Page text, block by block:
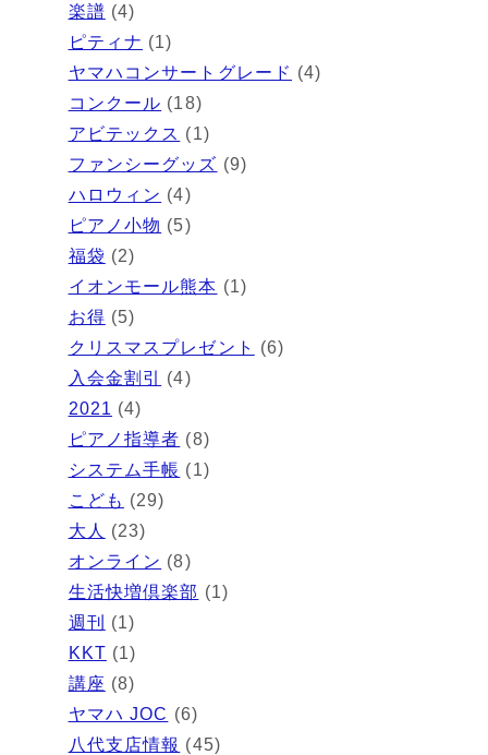
楽譜 (4)
ピティナ (1)
ヤマハコンサートグレード (4)
コンクール (18)
アビテックス (1)
ファンシーグッズ (9)
ハロウィン (4)
ピアノ小物 (5)
福袋 (2)
イオンモール熊本 (1)
お得 (5)
クリスマスプレゼント
(6)
入会金割引
(4)
2021 (4)
ピアノ指導者 (8)
システム手帳 (1)
こども (29)
大人
(23)
オンライン (8)
生活快増倶楽部 (1)
週刊
(1)
KKT (1)
講座 (8)
ヤマハ JOC (6)
八代支店情報 (45)